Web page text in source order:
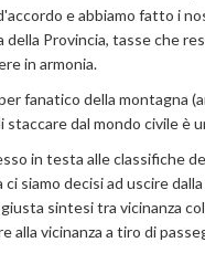
e abbiamo fatto i
Provincia, tasse che
in armonia.
fanatico della montagna
dal mondo civile è
in testa alle classifiche
siamo decisi ad uscire
sintesi tra vicinanza
vicinanza a tiro di